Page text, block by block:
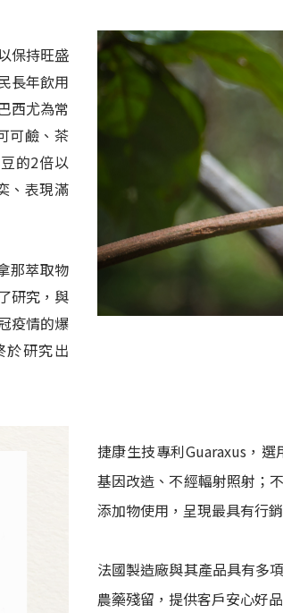
保持旺盛
長年飲用
西尤為常
可鹼、茶
的2倍以
、表現滿
那萃取物
研究，與
疫情的爆
於研究出
捷康生技專利Guaraxus，
基因改造、不經輻射照射；
添加物使用，呈現最具有行
法國製造廠與其產品具有多
農藥殘留，提供客戶安心好